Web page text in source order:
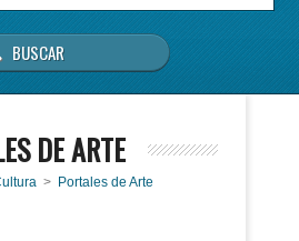
DE ARTE
> Portales de Arte